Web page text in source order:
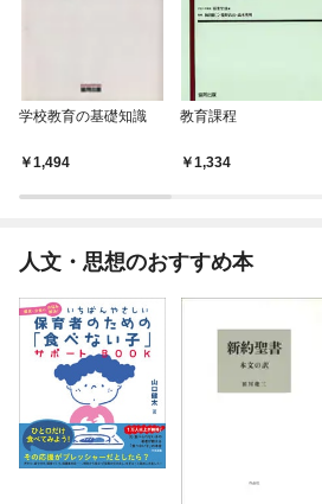
学校教育の基礎知識
1,494
教育課程
1,334
人文・思想のおすすめ本